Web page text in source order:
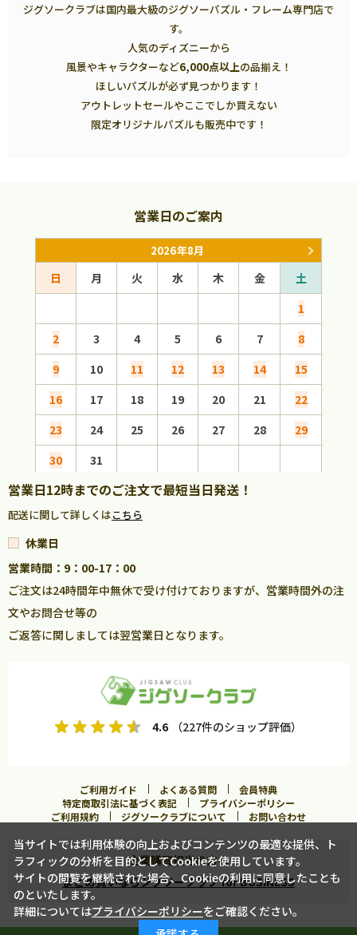
ジグソークラブは国内最大級のジグソーパズル・フレーム専門店で
す。
人気のディズニーから
風景やキャラクターなど6,000点以上の品揃え！
ほしいパズルが必ず見つかります！
アウトレットセールやここでしか買えない
限定オリジナルパズルも販売中です！
営業日のご案内
2026年8月
日 月 火 水 木 金
土
1
2
3 4 5 6 7
8
9
10 11 12 13 14
15
16
17 18 19 20 21
22
23
24 25 26 27 28
29
30
31
営業日12時までのご注文で最短当日発送！
配送に関して詳しくはこちら
休業日
営業時間：9：00-17：00
ご注文は24時間年中無休で受け付けておりますが、営業時間外の注
文やお問合せ等の
ご返答に関しましては翌営業日となります。
4.6 （227件のショップ評価）
ご利用ガイド よくある質問
会員特典
特定商取引法に基づく表記
プライバシーポリシー
ご利用規約
ジグソークラブについて お問い合わせ
企業購買担当の方へ
まとめ買いならジグソークラブ for BUSINESS
当サイトでは利用体験の向上およびコンテンツの最適な提供、ト
ラフィックの分析を目的としてCookieを使用しています。
サイトの閲覧を継続された場合、Cookieの利用に同意したことも
のといたします。
詳細についてはプライバシーポリシーをご確認ください。